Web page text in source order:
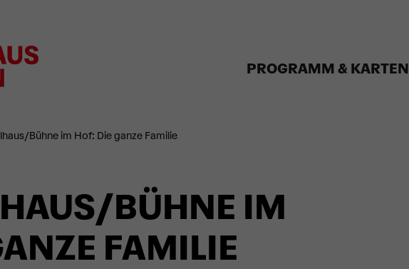
PROGRAMM & KARTEN
Bühne im Hof: Die ganze Familie
BÜHNE IM
FAMILIE